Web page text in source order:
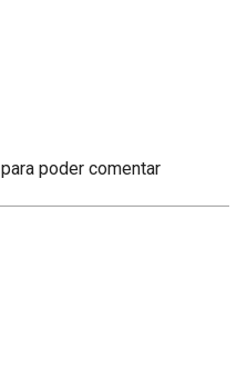
para poder comentar